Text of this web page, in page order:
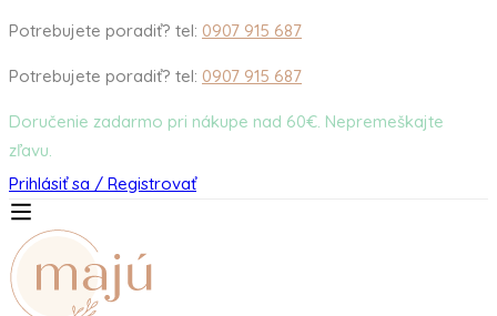
Potrebujete poradiť? tel: 0907 915 687
Potrebujete poradiť? tel: 0907 915 687
Doručenie zadarmo pri nákupe nad 60€. Nepremeškajte
zľavu.
Prihlásiť sa / Registrovať